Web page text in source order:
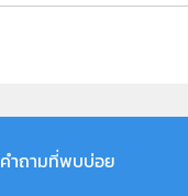
คำถามที่พบบ่อย